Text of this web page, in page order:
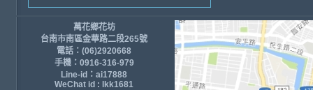
萬花鄉花坊
台南市南區金華路二段265號
電話：(06)2920668
手機：0916-316-979
Line-id：ai17888
WeChat id : lkk1681